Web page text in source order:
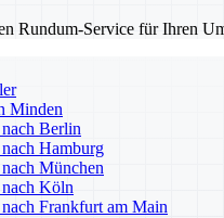
Rundum-Service für Ihren
Minden
Berlin
Hamburg
München
Köln
Frankfurt am Main